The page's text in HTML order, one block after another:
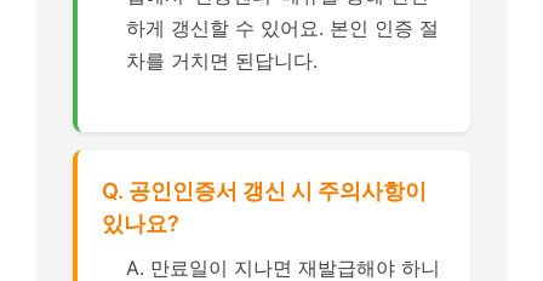
하게 갱신할 수 있어요. 본인 인증 절
차를 거치면 된답니다.
Q. 공인인증서 갱신 시 주의사항이
있나요?
A. 만료일이 지나면 재발급해야 하니